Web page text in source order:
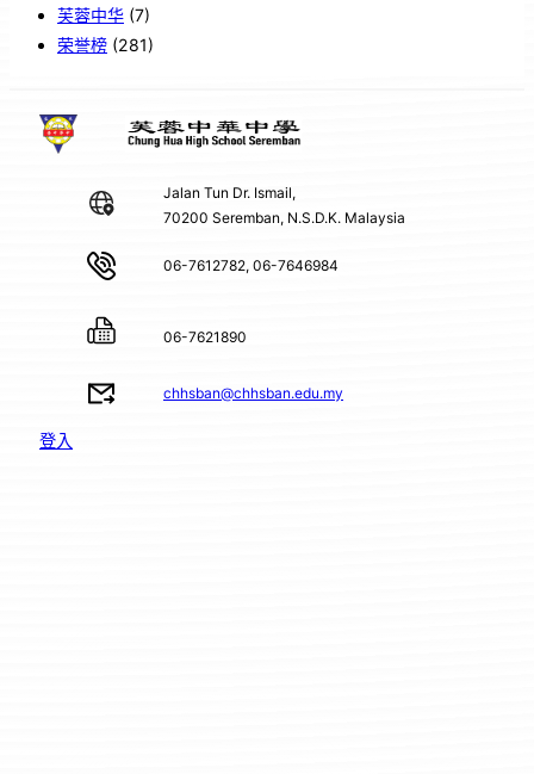
芙蓉中华 (7)
荣誉榜 (281)
Jalan Tun Dr. Ismail,
70200 Seremban, N.S.D.K. Malaysia
06-7612782, 06-7646984
06-7621890
chhsban@chhsban.edu.my
登入